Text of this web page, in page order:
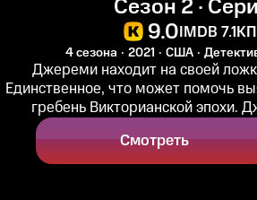
Сезон 2 ·
9.0IMDB 7.1
4 сезона 2021 США
Джереми находит на своей
Единственное, что может помочь
гребень Викторианской эпохи.
торторезку, но зачем
Смотреть